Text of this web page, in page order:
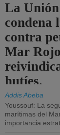
La
condena
contra
Mar
hutíes.
Addis Abeba
Youssouf: La
marítimas del
importancia